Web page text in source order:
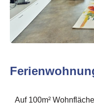
Auf 100m²